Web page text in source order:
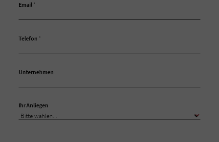
Email *
Telefon *
Unternehmen
Ihr Anliegen